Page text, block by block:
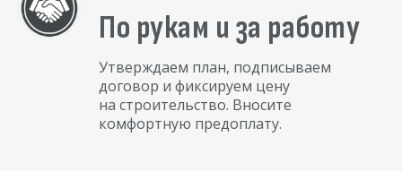
По рукам и за работу
Утверждаем план, подписываем
договор и фиксируем цену
на строительство. Вносите
комфортную предоплату.